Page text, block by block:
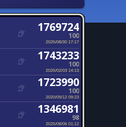
1769724
100
2025/08/30 17:17
1743233
100
2025/02/03 14:13
1723990
100
2020/09/12 09:23
1346981
98
2025/08/06 01:12